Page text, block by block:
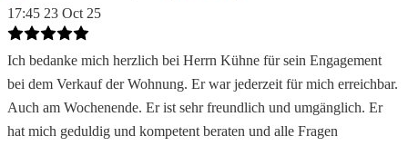
17:45 23 Oct 25
Ich bedanke mich herzlich bei Herrn Kühne für sein Engagement
bei dem Verkauf der Wohnung. Er war jederzeit für mich erreichbar.
Auch am Wochenende. Er ist sehr freundlich und umgänglich. Er
hat mich geduldig und kompetent beraten und alle Fragen